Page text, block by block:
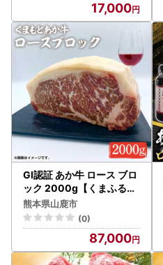
17,000
GI認証 あか牛 ロース ブロ
ック 2000g【くまふる】
[ZDX039]
熊本県山鹿市
(0)
87,000